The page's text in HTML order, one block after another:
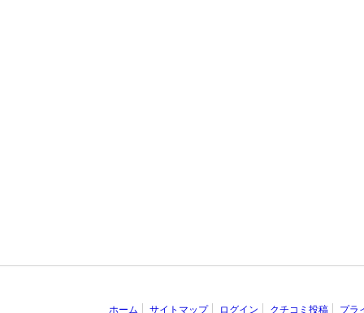
ホーム サイトマップ ログイン クチコミ投稿 プラ